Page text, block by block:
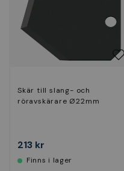
Skär till slang- och
röravskärare Ø22mm
213 kr
Finns i lager